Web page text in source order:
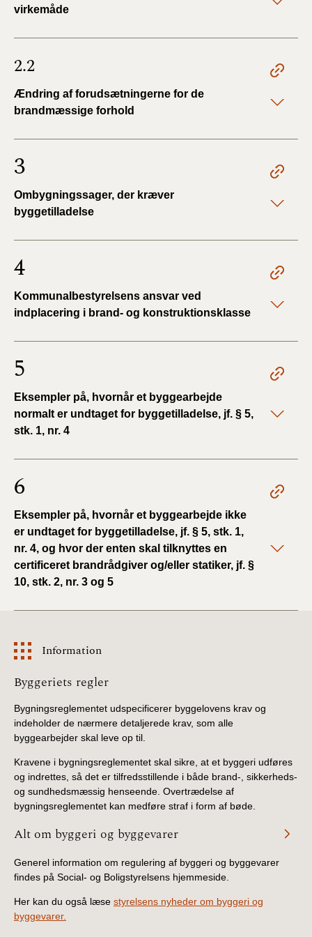
BR18 (4/7-31/12
BR18 (1/7-31/12
2018)
BR18 (1/1-30/6
BR15 (2015-2018)
2010)
virkemåde
2.2
Ændring af forudsætningerne for de
brandmæssige forhold
3
Ombygningssager, der kræver
byggetilladelse
4
Kommunalbestyrelsens ansvar ved
indplacering i brand- og konstruktionsklasse
5
Eksempler på, hvornår et byggearbejde
normalt er undtaget for byggetilladelse, jf. § 5,
stk. 1, nr. 4
6
Eksempler på, hvornår et byggearbejde ikke
er undtaget for byggetilladelse, jf. § 5, stk. 1,
nr. 4, og hvor der enten skal tilknyttes en
certificeret brandrådgiver og/eller statiker, jf. §
10, stk. 2, nr. 3 og 5
Information
Information
Byggeriets regler
Bygningsreglementet udspecificerer byggelovens krav og
indeholder de nærmere detaljerede krav, som alle
byggearbejder skal leve op til.
Kravene i bygningsreglementet skal sikre, at et byggeri udføres
og indrettes, så det er tilfredsstillende i både brand-, sikkerheds-
og sundhedsmæssig henseende. Overtrædelse af
bygningsreglementet kan medføre straf i form af bøde.
Alt om byggeri og byggevarer
Generel information om regulering af byggeri og byggevarer
findes på Social- og Boligstyrelsens hjemmeside.
Her kan du også læse styrelsens nyheder om byggeri og
byggevarer.